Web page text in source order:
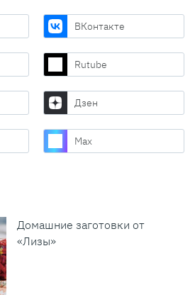
ВКонтакте
Rutube
Дзен
Max
Домашние заготовки от
«Лизы»